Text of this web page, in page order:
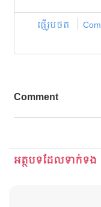
ផ្ញើរូបថត
Comment
អត្ថបទ​ដែល​ទាក់ទង